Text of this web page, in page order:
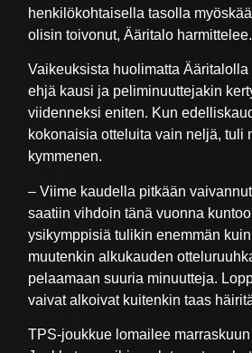
henkilökohtaisella tasolla
olisin toivonut, Ääritalo harmittelee.
Vaikeuksista huolimatta Ääritalolla
ehjä kausi ja peliminuuttejakin
viidenneksi eniten. Kun
kokonaisia otteluita vain neljä, tuli
kymmenen.
– Viime kaudella pitkään
saatiin vihdoin tänä vuonna
ysikymppisiä tulikin enemmän
muutenkin alkukauden
pelaamaan suuria minuutteja.
vaivat alkoivat kuitenkin taas
TPS-joukkue lomailee